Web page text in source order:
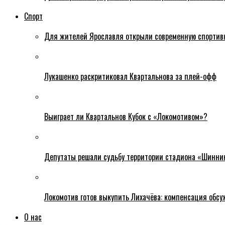
Спорт
Для жителей Ярославля открыли современную
Лукашенко раскритиковал Квартальнова за плей-офф
Выиграет ли Квартальнов Кубок с «Локомотивом»?
Депутаты решали судьбу территории стадиона
Локомотив готов выкупить Лихачёва: компенсация
О нас